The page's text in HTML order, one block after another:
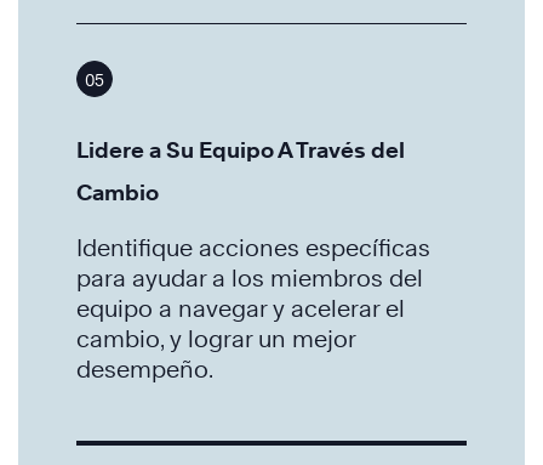
05
Lidere a Su Equipo A Través del
Cambio
Identifique acciones específicas
para ayudar a los miembros del
equipo a navegar y acelerar el
cambio, y lograr un mejor
desempeño.